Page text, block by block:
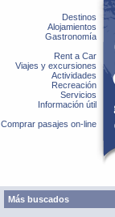
Destinos
Alojamientos
Gastronomía
Rent a Car
Viajes y excursiones
Actividades
Recreación
Servicios
Información útil
Comprar pasajes on-line
Más buscados